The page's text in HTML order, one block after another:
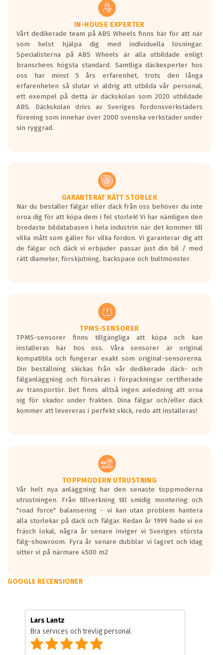
vilken körstil du använder.
Våtgrepp egenskaper:
Betygsskalan är satt A till F. Där A påvisar
den kortaste bromssträckan och F är den
längsta.
Inga D eller G betyg delas ut för
personbilar och lätta lastbilar.
Betyget sätts efter ett test där däcken
skall bromsa in på en väg där det ligger
0.5-1.5 mm vatten.
I 80km/h kommer skillnaden på
Vid körning i över 50km/h brukar
rullmotståndets ljud överträffa
motorljudet.
På däckmärkningen kommer det finnas
en symbol av ett däck med vågar. Hög
bullernivå markeras med svarta vågor
medans de vita vågorna påvisar om det är
ett tyst däck.
regelverket som introduceras år 2016.
Ett däck med två svarta vågor är redan
godkända för år 2016 nya regelverk.
Ett däck med en svart våg kommer vara
minst tre decibel tystare än det
regelverk som börjar gälla 2016.
IN-HOUSE EXPERTER
Vårt dedikerade team på ABS Wheels finns här för att när
som helst hjälpa dig med individuella lösningar.
Specialisterna på ABS Wheels är alla utbildade enligt
branschens högsta standard. Samtliga däckexperter hos
oss har minst 5 års erfarenhet, trots den långa
erfarenheten så slutar vi aldrig att utbilda vår personal,
ett exempel på detta är däckskolan som 2020 utbildade
ABS. Däckskolan drivs av Sveriges fordonsverkstäders
förening som innehar över 2000 svenska verkstäder under
sin ryggrad.
GARANTERAT RÄTT STORLEK
När du beställer fälgar eller däck från oss behöver du inte
oroa dig för att köpa dem i fel storlek! Vi har nämligen den
bredaste bildatabasen i hela industrin när det kommer till
vilka mått som gäller för vilka fordon. Vi garanterar dig att
de fälgar och däck vi erbjuder passar just din bil / med
rätt diameter, förskjutning, backspace och bultmönster.
TPMS-SENSORER
TPMS-sensorer finns tillgängliga att köpa och kan
installeras här hos oss. Våra sensorer är original
kompatibla och fungerar exakt som original-sensorerna.
Din beställning skickas från vår dedikerade däck- och
fälganläggning och försäkras i förpackningar certifierade
av transportör. Det finns alltså ingen anledning att oroa
sig för skador under frakten. Dina fälgar och/eller däck
kommer att levereras i perfekt skick, redo att installeras!
TOPPMODERN UTRUSTNING
Vår helt nya anläggning har den senaste toppmoderna
utrustningen. Från tillverkning till smidig montering och
"road force" balansering - vi kan utan problem hantera
alla storlekar på däck och fälgar. Redan år 1999 hade vi en
fräsch lokal, några år senare inviger vi Sveriges största
fälg-showroom. Fyra år senare dubblar vi lagret och idag
sitter vi på närmare 4500 m2
GOOGLE RECENSIONER
Lars Lantz
Bra services och trevlig personal.